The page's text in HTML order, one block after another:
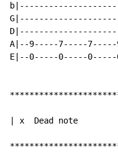
A|--9-----7-----
E|--0-----0-----
| x  Dead note